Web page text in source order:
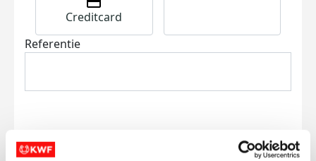
Creditcard
Referentie